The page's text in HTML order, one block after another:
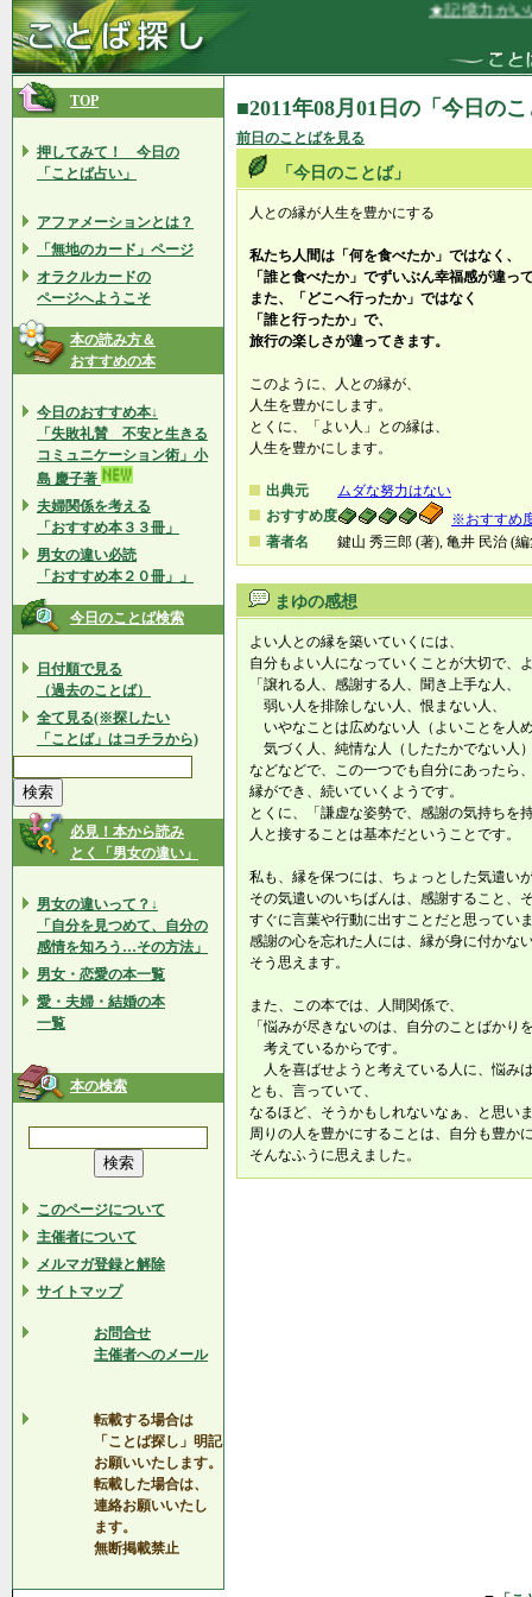
★記憶力がいい
TOP
押してみて！ 今日の
「ことば占い」
アファメーションとは？
「無地のカード」ページ
オラクルカードの
ページへようこそ
本の読み方＆
おすすめの本
今日のおすすめ本↓
「失敗礼賛 不安と生きる
コミュニケーション術」小
島 慶子著
夫婦関係を考える
「おすすめ本３３冊」
男女の違い必読
「おすすめ本２０冊」」
今日のことば検索
日付順で見る
（過去のことば）
全て見る(※探したい
「ことば」はコチラから)
必見！本から読み
とく「男女の違い」
男女の違いって？↓
「自分を見つめて、自分の
感情を知ろう…その方法」
男女・恋愛の本一覧
愛・夫婦・結婚の本
一覧
本の検索
このページについて
主催者について
メルマガ登録と解除
サイトマップ
お問合せ
主催者へのメール
転載する場合は
「ことば探し」明記
お願いいたします。
転載した場合は、
連絡お願いいたし
ます。
無断掲載禁止
■2011年08月01日の「今日の
前日のことばを見る
「今日のことば」
人との縁が人生を豊かにする
私たち人間は「何を食べたか」ではなく、
「誰と食べたか」でずいぶん幸福感が違っ
また、「どこへ行ったか」ではなく
「誰と行ったか」で、
旅行の楽しさが違ってきます。
このように、人との縁が、
人生を豊かにします。
とくに、「よい人」との縁は、
人生を豊かにします。
出典元
ムダな努力はない
おすすめ度
※おすすめ
著者名
鍵山 秀三郎 (著), 亀井 民治 (
まゆの感想
よい人との縁を築いていくには、
自分もよい人になっていくことが大切で、
「譲れる人、感謝する人、聞き上手な人、
弱い人を排除しない人、恨まない人、
いやなことは広めない人（よいことを人
気づく人、純情な人（したたかでない人
などなどで、この一つでも自分にあったら
縁ができ、続いていくようです。
とくに、「謙虚な姿勢で、感謝の気持ちを
人と接することは基本だということです。
私も、縁を保つには、ちょっとした気遣い
その気遣いのいちばんは、感謝すること、
すぐに言葉や行動に出すことだと思ってい
感謝の心を忘れた人には、縁が身に付かな
そう思えます。
また、この本では、人間関係で、
「悩みが尽きないのは、自分のことばかり
考えているからです。
人を喜ばせようと考えている人に、悩み
とも、言っていて、
なるほど、そうかもしれないなぁ、と思い
周りの人を豊かにすることは、自分も豊か
そんなふうに思えました。